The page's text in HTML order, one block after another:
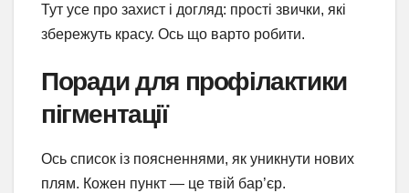
Тут усе про захист і догляд: прості звички, які
збережуть красу. Ось що варто робити.
Поради для профілактики
пігментації
Ось список із поясненнями, як уникнути нових
плям. Кожен пункт — це твій бар’єр.